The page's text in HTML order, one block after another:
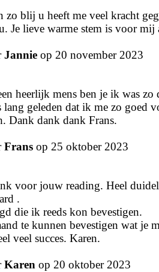
zo blij u heeft me veel kracht
Je lieve warme stem is voor
Jannie op 20 november 2023
heerlijk mens ben je ik was
lang geleden dat ik me zo goed
Dank dank dank Frans.
Frans op 25 oktober 2023
voor jouw reading. Heel
.
die ik reeds kon bevestigen.
te kunnen bevestigen wat je
veel succes. Karen.
Karen op 20 oktober 2023